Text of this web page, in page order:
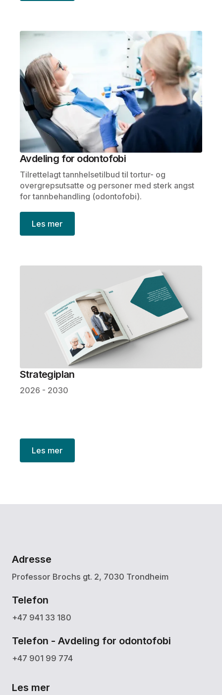
Avdeling for odontofobi
Tilrettelagt tannhelsetilbud til tortur- og
overgrepsutsatte og personer med sterk angst
for tannbehandling (odontofobi).
Les mer
Strategiplan
2026 - 2030
Les mer
Adresse
Professor Brochs gt. 2, 7030 Trondheim
Telefon
+47 941 33 180
Telefon - Avdeling for odontofobi
+47 901 99 774
Les mer